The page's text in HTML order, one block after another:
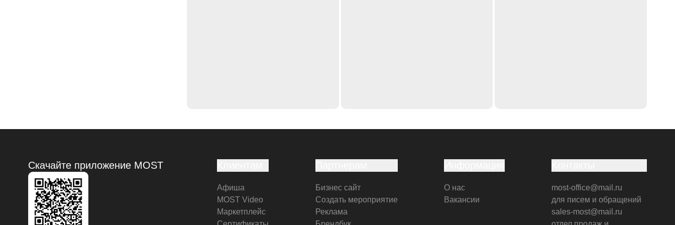
Скачайте приложение MOST
Афиша
MOST Video
Маркетплейс
Бизнес сайт
Создать мероприятие
Реклама
О нас
Вакансии
most-office@mail.ru
для писем и обращений
sales-most@mail.ru